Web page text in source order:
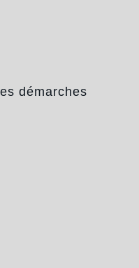
démarches